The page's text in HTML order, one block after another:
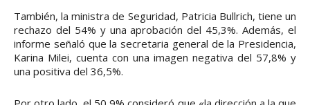
También, la ministra de Seguridad, Patricia Bullrich, tiene un
rechazo del 54% y una aprobación del 45,3%. Además, el
informe señaló que la secretaria general de la Presidencia,
Karina Milei, cuenta con una imagen negativa del 57,8% y
una positiva del 36,5%.